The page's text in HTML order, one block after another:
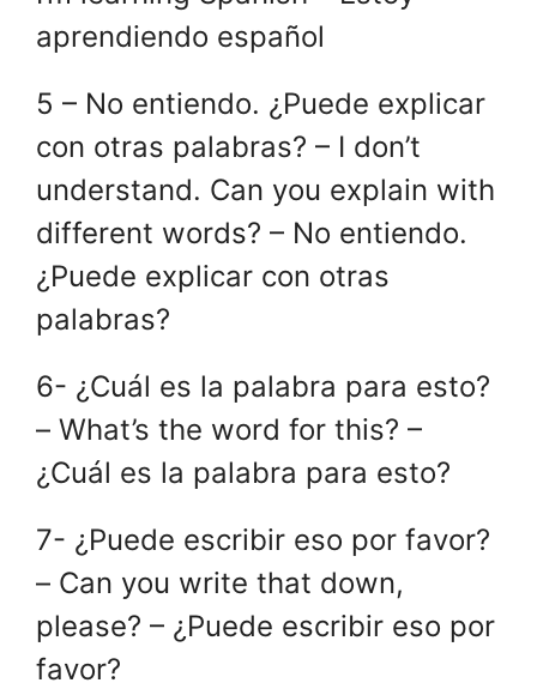
aprendiendo español
5 – No entiendo. ¿Puede explicar
con otras palabras? – I don’t
understand. Can you explain with
different words? – No entiendo.
¿Puede explicar con otras
palabras?
6- ¿Cuál es la palabra para esto?
– What’s the word for this? –
¿Cuál es la palabra para esto?
7- ¿Puede escribir eso por favor?
– Can you write that down,
please? – ¿Puede escribir eso por
favor?